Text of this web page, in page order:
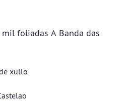
foliadas A Banda das
xullo